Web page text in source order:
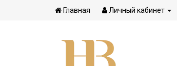
Главная Личный кабинет